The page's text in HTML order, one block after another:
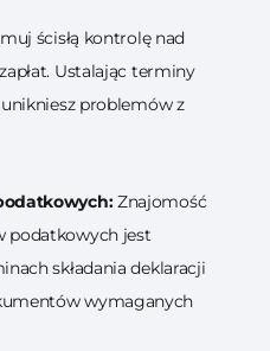
ścisłą kontrolę nad
Ustalając terminy
problemów z
Znajomość
podatkowych jest
składania deklaracji
wymaganych